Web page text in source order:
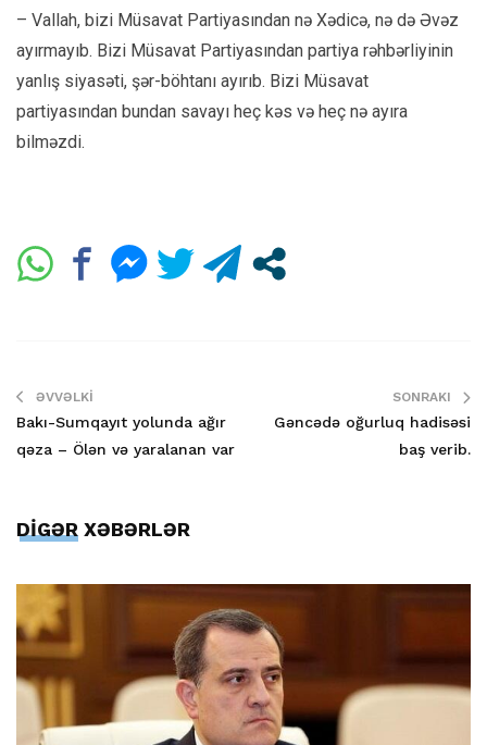
– Vallah, bizi Müsavat Partiyasından nə Xədicə, nə də Əvəz
ayırmayıb. Bizi Müsavat Partiyasından partiya rəhbərliyinin
yanlış siyasəti, şər-böhtanı ayırıb. Bizi Müsavat
partiyasından bundan savayı heç kəs və heç nə ayıra
bilməzdi.
ƏVVƏLKI
Bakı-Sumqayıt yolunda ağır
qəza – Ölən və yaralanan var
SONRAKI
Gəncədə oğurluq hadisəsi
baş verib.
DİGƏR XƏBƏRLƏR